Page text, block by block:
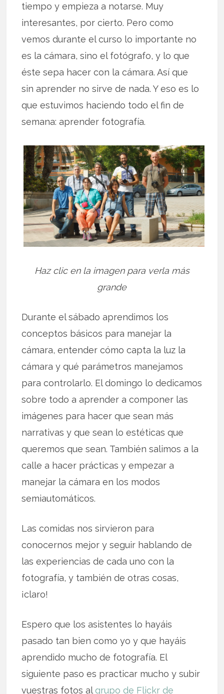
tiempo y empieza a notarse. Muy
interesantes, por cierto. Pero como
vemos durante el curso lo importante no
es la cámara, sino el fotógrafo, y lo que
éste sepa hacer con la cámara. Así que
sin aprender no sirve de nada. Y eso es lo
que estuvimos haciendo todo el fin de
semana: aprender fotografía.
Haz clic en la imagen para verla más
grande
Durante el sábado aprendimos los
conceptos básicos para manejar la
cámara, entender cómo capta la luz la
cámara y qué parámetros manejamos
para controlarlo. El domingo lo dedicamos
sobre todo a aprender a componer las
imágenes para hacer que sean más
narrativas y que sean lo estéticas que
queremos que sean. También salimos a la
calle a hacer prácticas y empezar a
manejar la cámara en los modos
semiautomáticos.
Las comidas nos sirvieron para
conocernos mejor y seguir hablando de
las experiencias de cada uno con la
fotografía, y también de otras cosas,
¡claro!
Espero que los asistentes lo hayáis
pasado tan bien como yo y que hayáis
aprendido mucho de fotografía. El
siguiente paso es practicar mucho y subir
vuestras fotos al grupo de Flickr de